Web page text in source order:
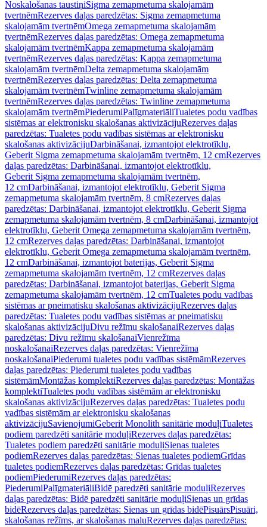
Noskalošanas taustiņiSigma zemapmetuma skalojamām
tvertnēmRezerves daļas paredzētas: Sigma zemapmetuma
skalojamām tvertnēmOmega zemapmetuma skalojamām
tvertnēmRezerves daļas paredzētas: Omega zemapmetuma
skalojamām tvertnēmKappa zemapmetuma skalojamām
tvertnēmRezerves daļas paredzētas: Kappa zemapmetuma
skalojamām tvertnēmDelta zemapmetuma skalojamām
tvertnēmRezerves daļas paredzētas: Delta zemapmetuma
skalojamām tvertnēmTwinline zemapmetuma skalojamām
tvertnēmRezerves daļas paredzētas: Twinline zemapmetuma
skalojamām tvertnēmPiederumiPalīgmateriāliTualetes podu vadības
sistēmas ar elektronisku skalošanas aktivizācijuRezerves daļas
paredzētas: Tualetes podu vadības sistēmas ar elektronisku
skalošanas aktivizācijuDarbināšanai, izmantojot elektrotīklu,
Geberit Sigma zemapmetuma skalojamām tvertnēm, 12 cmRezerves
daļas paredzētas: Darbināšanai, izmantojot elektrotīklu,
Geberit Sigma zemapmetuma skalojamām tvertnēm,
12 cmDarbināšanai, izmantojot elektrotīklu, Geberit Sigma
zemapmetuma skalojamām tvertnēm, 8 cmRezerves daļas
paredzētas: Darbināšanai, izmantojot elektrotīklu, Geberit Sigma
zemapmetuma skalojamām tvertnēm, 8 cmDarbināšanai, izmantojot
elektrotīklu, Geberit Omega zemapmetuma skalojamām tvertnēm,
12 cmRezerves daļas paredzētas: Darbināšanai, izmantojot
elektrotīklu, Geberit Omega zemapmetuma skalojamām tvertnēm,
12 cmDarbināšanai, izmantojot baterijas, Geberit Sigma
zemapmetuma skalojamām tvertnēm, 12 cmRezerves daļas
paredzētas: Darbināšanai, izmantojot baterijas, Geberit Sigma
zemapmetuma skalojamām tvertnēm, 12 cmTualetes podu vadības
sistēmas ar pneimatisku skalošanas aktivizācijuRezerves daļas
paredzētas: Tualetes podu vadības sistēmas ar pneimatisku
skalošanas aktivizācijuDivu režīmu skalošanaiRezerves daļas
paredzētas: Divu režīmu skalošanaiVienrežīma
noskalošanaiRezerves daļas paredzētas: Vienrežīma
noskalošanaiPiederumi tualetes podu vadības sistēmāmRezerves
daļas paredzētas: Piederumi tualetes podu vadības
sistēmāmMontāžas komplektiRezerves daļas paredzētas: Montāžas
komplektiTualetes podu vadības sistēmām ar elektronisku
skalošanas aktivizācijuRezerves daļas paredzētas: Tualetes podu
vadības sistēmām ar elektronisku skalošanas
aktivizācijuSavienojumiGeberit Monolith sanitārie moduļiTualetes
podiem paredzēti sanitārie moduļiRezerves daļas paredzētas:
Tualetes podiem paredzēti sanitārie moduļiSienas tualetes
podiemRezerves daļas paredzētas: Sienas tualetes podiemGrīdas
tualetes podiemRezerves daļas paredzētas: Grīdas tualetes
podiemPiederumiRezerves daļas paredzētas:
PiederumiPalīgmateriāliBidē paredzēti sanitārie moduļiRezerves
daļas paredzētas: Bidē paredzēti sanitārie moduļiSienas un grīdas
bidēRezerves daļas paredzētas: Sienas un grīdas bidēPisuārsPisuāri,
skalošanas režīms, ar skalošanas maluRezerves daļas paredzētas: